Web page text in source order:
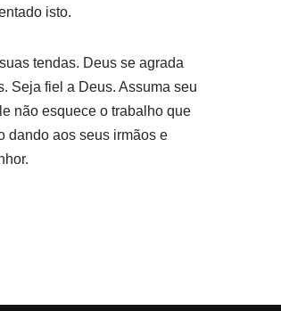
isto.
tendas. Deus se agrada
Seja fiel a Deus. Assuma seu
não esquece o trabalho que
dando aos seus irmãos e